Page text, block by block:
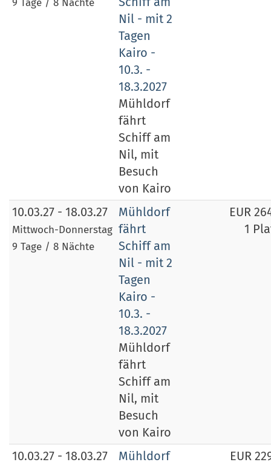
9 Tage / 8 Nächte
Nil - mit 2
Tagen
Kairo -
10.3. -
18.3.2027
Mühldorf
fährt
Schiff am
Nil, mit
Besuch
von Kairo
10.03.27 - 18.03.27
Mittwoch-Donnerstag
9 Tage / 8 Nächte
Mühldorf
fährt
Schiff am
Nil - mit 2
Tagen
Kairo -
10.3. -
18.3.2027
Mühldorf
fährt
Schiff am
Nil, mit
Besuch
von Kairo
EUR
1
10.03.27 - 18.03.27
Mühldorf
EUR